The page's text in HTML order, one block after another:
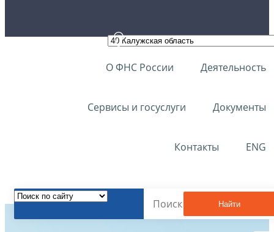
О ФНС России Деятельность
Сервисы и госуслуги Документы
Контакты ENG
Найти